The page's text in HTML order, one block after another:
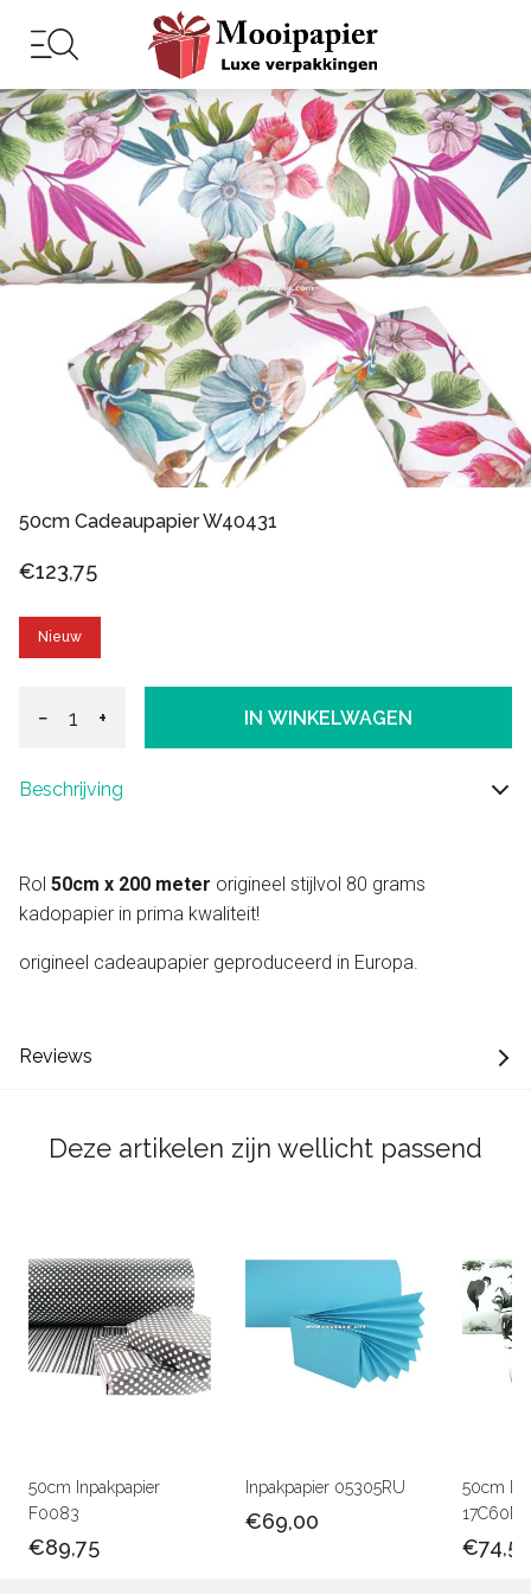
50cm Cadeaupapier W40431
€123,75
Nieuw
− + IN WINKELWAGEN
Beschrijving
Rol 50cm x 200 meter origineel stijlvol 80 grams
kadopapier in prima kwaliteit!
origineel cadeaupapier geproduceerd in Europa.
Reviews
Deze artikelen zijn wellicht passend
50cm Inpakpapier
F0083
€89,75
Inpakpapier 05305RU
€69,00
50cm
€74,50